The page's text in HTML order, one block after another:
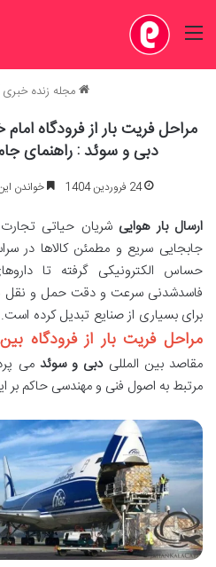
منو
مجله زنده خبری
مراحل فریت بار از فرودگاه
دبی و سوئد : راهنمای
24 فروردین 1404 خواندن این مطلب 14
ارسال بار هوایی شریان حیاتی
جابجایی سریع و مطمئن کالاها در
حساس الکترونیکی گرفته تا
فاسدشدنی سرعت و دقت حمل و نقل
برای بسیاری از صنایع تبدیل کرده
مراحل فریت بار از فرودگاه
مقاصد بین المللیدبی و سوئد می
مرتبط به اصول فنی و مهندسی حاکم